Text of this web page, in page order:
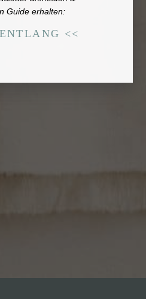
Guide erhalten:
<<